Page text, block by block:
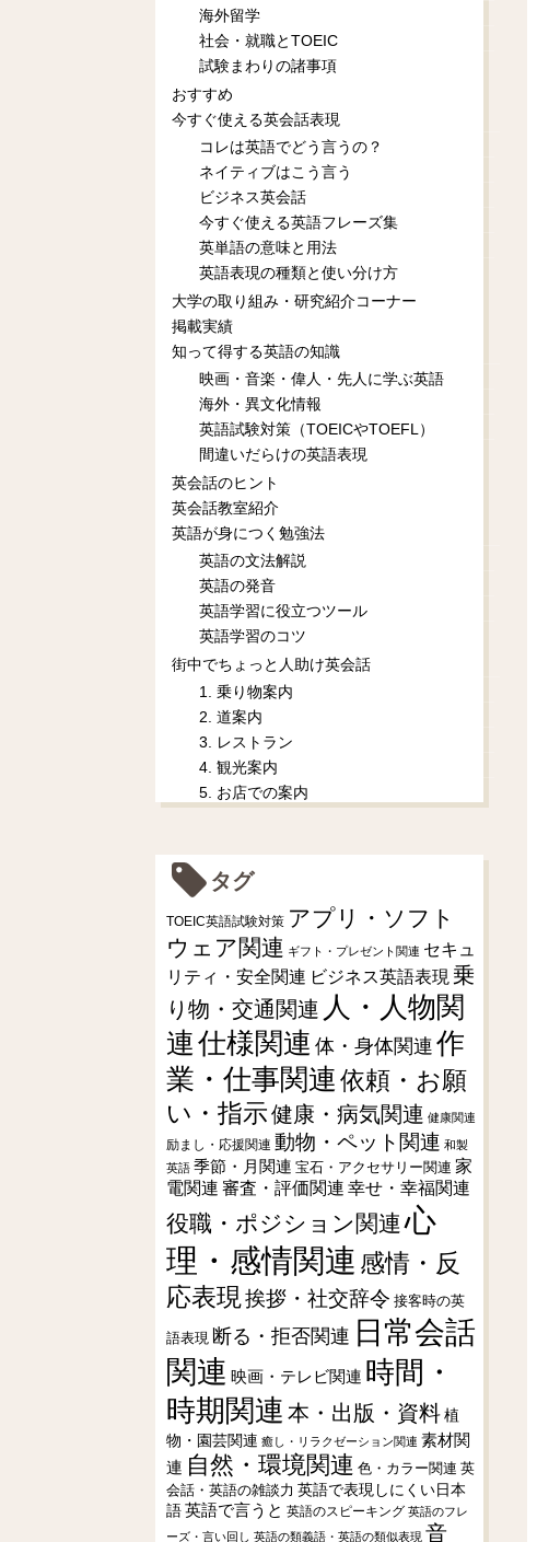
海外留学
社会・就職とTOEIC
試験まわりの諸事項
おすすめ
今すぐ使える英会話表現
コレは英語でどう言うの？
ネイティブはこう言う
ビジネス英会話
今すぐ使える英語フレーズ集
英単語の意味と用法
英語表現の種類と使い分け方
大学の取り組み・研究紹介コーナー
掲載実績
知って得する英語の知識
映画・音楽・偉人・先人に学ぶ英語
海外・異文化情報
英語試験対策（TOEICやTOEFL）
間違いだらけの英語表現
英会話のヒント
英会話教室紹介
英語が身につく勉強法
英語の文法解説
英語の発音
英語学習に役立つツール
英語学習のコツ
街中でちょっと人助け英会話
1. 乗り物案内
2. 道案内
3. レストラン
4. 観光案内
5. お店での案内
タグ
TOEIC英語試験対策 アプリ・ソフト
ウェア関連 ギフト・プレゼント関連 セキュ
リティ・安全関連 ビジネス英語表現 乗
り物・交通関連 人・人物関
連仕様関連 体・身体関連 作
業・仕事関連依頼・お願
い・指示健康・病気関連 健康関連
励まし・応援関連 動物・ペット関連 和製
英語 季節・月関連 宝石・アクセサリー関連 家
電関連 審査・評価関連 幸せ・幸福関連
役職・ポジション関連 心
理・感情関連 感情・反
応表現挨拶・社交辞令 接客時の英
語表現 断る・拒否関連 日常会話
関連 映画・テレビ関連 時間・
時期関連 本・出版・資料植
物・園芸関連 癒し・リラクゼーション関連 素材関
連 自然・環境関連 色・カラー関連 英
会話・英語の雑談力 英語で表現しにくい日本
語 英語で言うと 英語のスピーキング 英語のフレ
ーズ・言い回し 英語の類義語・英語の類似表現 音